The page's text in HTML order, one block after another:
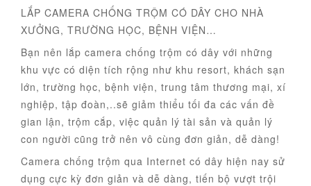
LẮP CAMERA CHỐNG TRỘM CÓ DÂY CHO NHÀ
XƯỞNG, TRƯỜNG HỌC, BỆNH VIỆN…
Bạn nên lắp camera chống trộm có dây với những
khu vực có diện tích rộng như khu resort, khách sạn
lớn, trường học, bệnh viện, trung tâm thương mại, xí
nghiệp, tập đoàn,..sẽ giảm thiểu tối đa các vấn đề
gian lận, trộm cắp, việc quản lý tài sản và quản lý
con người cũng trở nên vô cùng đơn giản, dễ dàng!
Camera chống trộm qua Internet có dây hiện nay sử
dụng cực kỳ đơn giản và dễ dàng, tiến bộ vượt trội